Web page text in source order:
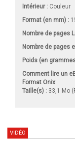
Intérieur : Couleur
Format (en mm) :
Nombre de pages
Nombre de pages
Poids (en
Comment lire un
Format Onix
Taille(s) : 33,1 Mo
VIDÉO